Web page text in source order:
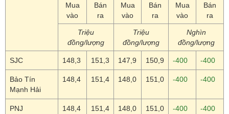
Mua
vào
Bán
ra
Mua
vào
Bán
ra
Mua
vào
Bán
ra
Triệu
đồng/lượng
Triệu
đồng/lượng
Nghìn
đồng/lượng
SJC 148,3 151,3 147,9 150,9 -400 -400
Bảo Tín
Mạnh Hải
148,4 151,4 148,0 151,0 -400 -400
PNJ 148,4 151,4 148,0 151,0 -400 -400